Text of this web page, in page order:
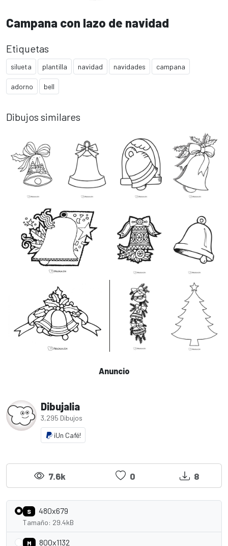
Campana con lazo de navidad
Etiquetas
silueta plantilla navidad navidades campana
adorno bell
Dibujos similares
Anuncio
Dibujalia
3,295 Dibujos
¡Un Café!
7.6k 0 8
S 480x679
Tamaño: 29.4kB
M 800x1132